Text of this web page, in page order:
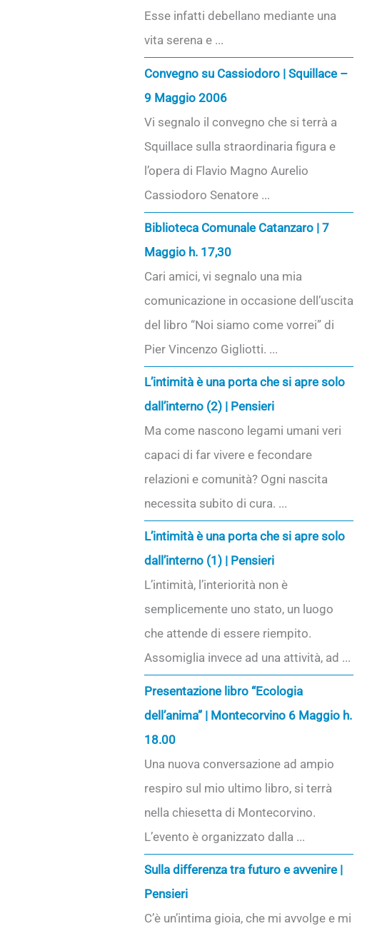
Esse infatti debellano mediante una
vita serena e ...
Convegno su Cassiodoro | Squillace –
9 Maggio 2006
Vi segnalo il convegno che si terrà a
Squillace sulla straordinaria figura e
l’opera di Flavio Magno Aurelio
Cassiodoro Senatore ...
Biblioteca Comunale Catanzaro | 7
Maggio h. 17,30
Cari amici, vi segnalo una mia
comunicazione in occasione dell’uscita
del libro “Noi siamo come vorrei” di
Pier Vincenzo Gigliotti. ...
L’intimità è una porta che si apre solo
dall’interno (2) | Pensieri
Ma come nascono legami umani veri
capaci di far vivere e fecondare
relazioni e comunità? Ogni nascita
necessita subito di cura. ...
L’intimità è una porta che si apre solo
dall’interno (1) | Pensieri
L’intimità, l’interiorità non è
semplicemente uno stato, un luogo
che attende di essere riempito.
Assomiglia invece ad una attività, ad ...
Presentazione libro “Ecologia
dell’anima” | Montecorvino 6 Maggio h.
18.00
Una nuova conversazione ad ampio
respiro sul mio ultimo libro, si terrà
nella chiesetta di Montecorvino.
L’evento è organizzato dalla ...
Sulla differenza tra futuro e avvenire |
Pensieri
C’è un’intima gioia, che mi avvolge e mi